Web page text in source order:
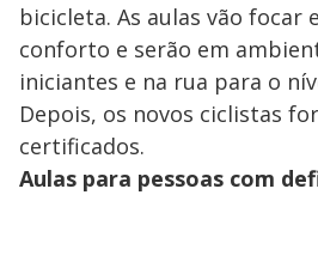
bicicleta. As aulas vão focar
conforto e serão em
iniciantes e na rua para o
Depois, os novos ciclistas
certificados.
Aulas para pessoas com